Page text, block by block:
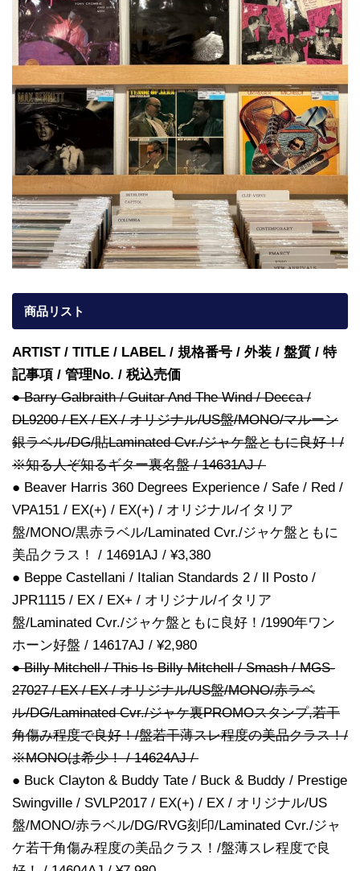
商品リスト
ARTIST / TITLE / LABEL / 規格番号 / 外装 / 盤質 / 特
記事項 / 管理No. / 税込売価
● Barry Galbraith / Guitar And The Wind / Decca /
DL9200 / EX / EX / オリジナル/US盤/MONO/マルーン
銀ラベル/DG/貼Laminated Cvr./ジャケ盤ともに良好！/
※知る人ぞ知るギター裏名盤 / 14631AJ /
● Beaver Harris 360 Degrees Experience / Safe / Red /
VPA151 / EX(+) / EX(+) / オリジナル/イタリア
盤/MONO/黒赤ラベル/Laminated Cvr./ジャケ盤ともに
美品クラス！ / 14691AJ / ¥3,380
● Beppe Castellani / Italian Standards 2 / Il Posto /
JPR1115 / EX / EX+ / オリジナル/イタリア
盤/Laminated Cvr./ジャケ盤ともに良好！/1990年ワン
ホーン好盤 / 14617AJ / ¥2,980
● Billy Mitchell / This Is Billy Mitchell / Smash / MGS-
27027 / EX / EX / オリジナル/US盤/MONO/赤ラベ
ル/DG/Laminated Cvr./ジャケ裏PROMOスタンプ,若干
角傷み程度で良好！/盤若干薄スレ程度の美品クラス！/
※MONOは希少！ / 14624AJ /
● Buck Clayton & Buddy Tate / Buck & Buddy / Prestige
Swingville / SVLP2017 / EX(+) / EX / オリジナル/US
盤/MONO/赤ラベル/DG/RVG刻印/Laminated Cvr./ジャ
ケ若干角傷み程度の美品クラス！/盤薄スレ程度で良